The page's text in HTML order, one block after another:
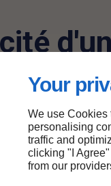
Your
We use Cookies
personalising
traffic and
clicking "I
from our
chape